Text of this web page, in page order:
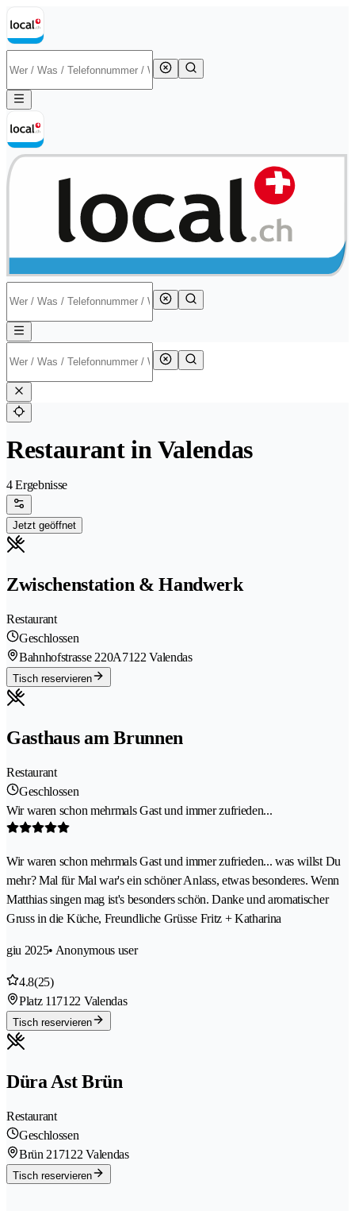
Restaurant in Valendas
4 Ergebnisse
Jetzt geöffnet
Zwischenstation & Handwerk
Restaurant
Geschlossen
Bahnhofstrasse 220A7122 Valendas
Tisch reservieren
Gasthaus am Brunnen
Restaurant
Geschlossen
Wir waren schon mehrmals Gast und immer zufrieden...
Wir waren schon mehrmals Gast und immer zufrieden... was willst Du
mehr? Mal für Mal war's ein schöner Anlass, etwas besonderes. Wenn
Matthias singen mag ist's besonders schön. Danke und aromatischer
Gruss in die Küche, Freundliche Grüsse Fritz + Katharina
giu 2025• Anonymous user
4.8(25)
Platz 117122 Valendas
Tisch reservieren
Düra Ast Brün
Restaurant
Geschlossen
Brün 21 7122 Valendas
Tisch reservieren